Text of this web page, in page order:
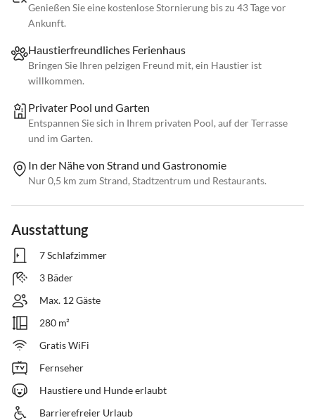
Genießen Sie eine kostenlose Stornierung bis zu 43 Tage vor
Ankunft.
Haustierfreundliches Ferienhaus
Bringen Sie Ihren pelzigen Freund mit, ein Haustier ist
willkommen.
Privater Pool und Garten
Entspannen Sie sich in Ihrem privaten Pool, auf der Terrasse
und im Garten.
In der Nähe von Strand und Gastronomie
Nur 0,5 km zum Strand, Stadtzentrum und Restaurants.
Ausstattung
7 Schlafzimmer
3 Bäder
Max. 12 Gäste
280 m²
Gratis WiFi
Fernseher
Haustiere und Hunde erlaubt
Barrierefreier Urlaub